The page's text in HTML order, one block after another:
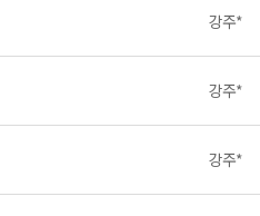
강주*
강주*
강주*